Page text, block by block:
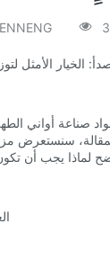
الخيار الأمثل
أواني
سنستعرض